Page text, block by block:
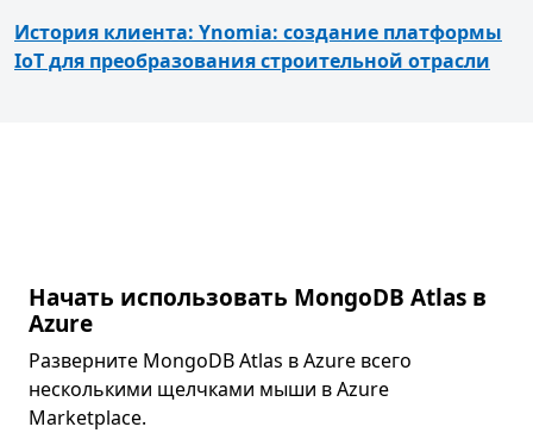
История клиента: Ynomia: создание платформы
IoT для преобразования строительной отрасли
Начать использовать MongoDB Atlas в
Azure
Разверните MongoDB Atlas в Azure всего
несколькими щелчками мыши в Azure
Marketplace.